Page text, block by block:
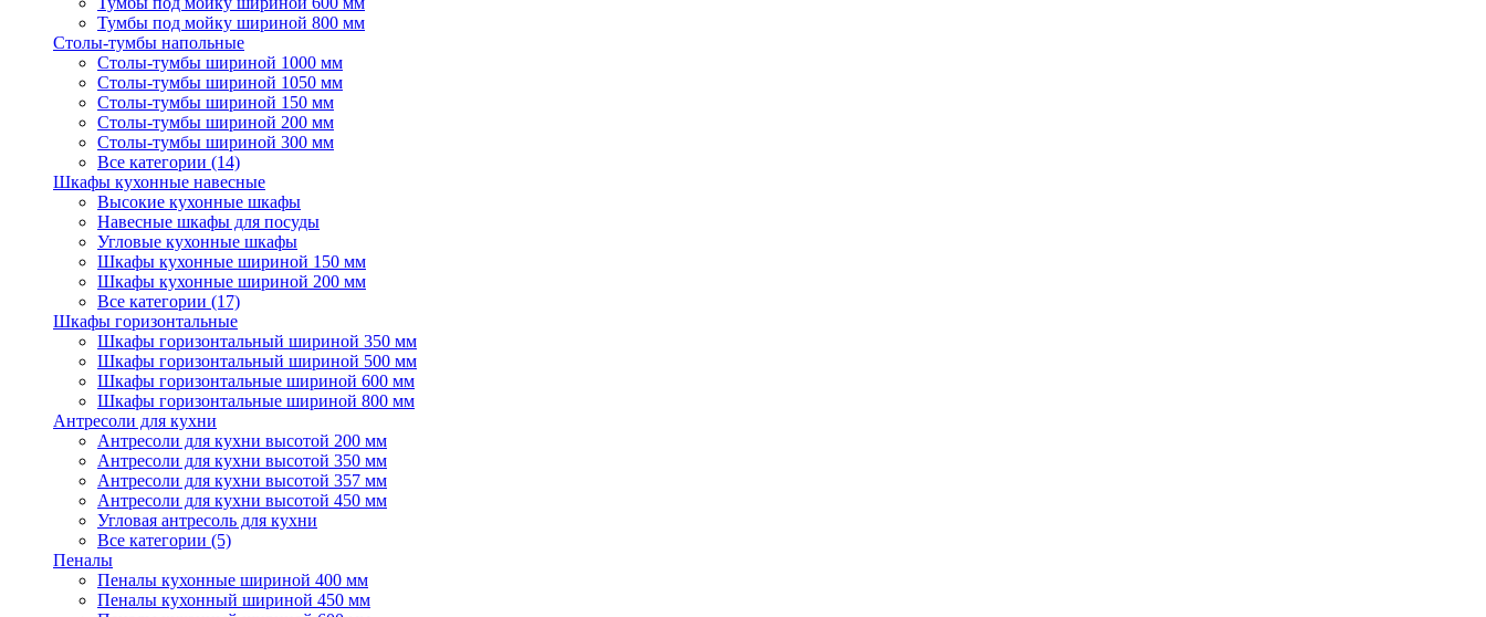
Тумбы под мойку шириной 800 мм
Столы-тумбы напольные
Столы-тумбы шириной 1000 мм
Столы-тумбы шириной 1050 мм
Столы-тумбы шириной 150 мм
Столы-тумбы шириной 200 мм
Столы-тумбы шириной 300 мм
Все категории (14)
Шкафы кухонные навесные
Высокие кухонные шкафы
Навесные шкафы для посуды
Угловые кухонные шкафы
Шкафы кухонные шириной 150 мм
Шкафы кухонные шириной 200 мм
Все категории (17)
Шкафы горизонтальные
Шкафы горизонтальный шириной 350 мм
Шкафы горизонтальный шириной 500 мм
Шкафы горизонтальные шириной 600 мм
Шкафы горизонтальные шириной 800 мм
Антресоли для кухни
Антресоли для кухни высотой 200 мм
Антресоли для кухни высотой 350 мм
Антресоли для кухни высотой 357 мм
Антресоли для кухни высотой 450 мм
Угловая антресоль для кухни
Все категории (5)
Пеналы
Пеналы кухонные шириной 400 мм
Пеналы кухонный шириной 450 мм